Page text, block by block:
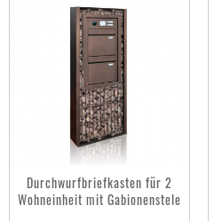
Durchwurfbriefkasten für 2
Wohneinheit mit Gabionenstele